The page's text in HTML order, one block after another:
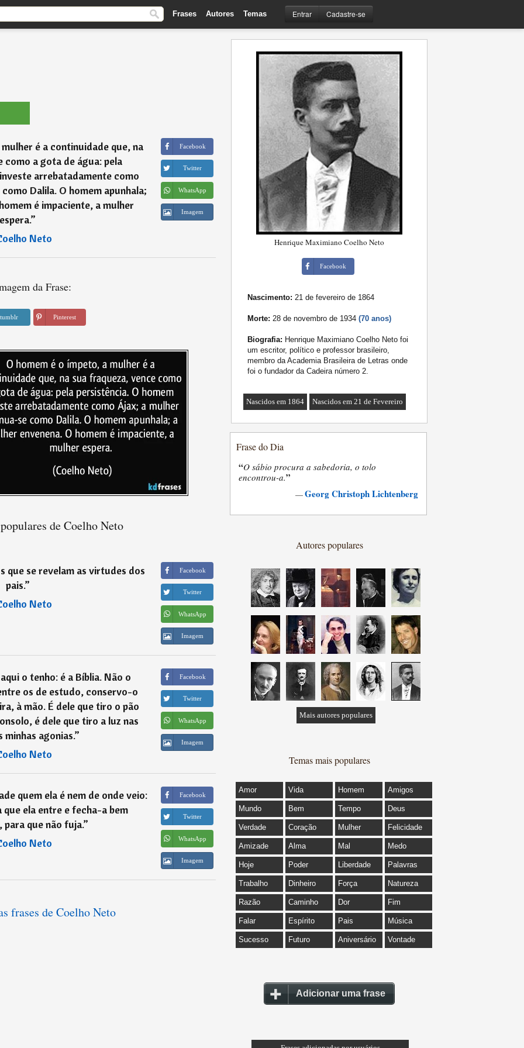
Frases Autores Temas Entrar Cadastre-se
é a continuidade que, na
como a gota de água: pela
arrebatadamente como
Dalila. O homem apunhala;
é impaciente, a mulher
espera.”
Neto
Facebook
Twitter
WhatsApp
Imagem
da Frase:
tumblr Pinterest
de Coelho Neto
que se revelam as virtudes dos
pais.”
Neto
Facebook
Twitter
WhatsApp
Imagem
o tenho: é a Bíblia. Não o
os de estudo, conservo-o
à mão. É dele que tiro o pão
é dele que tiro a luz nas
minhas agonias.”
Neto
Facebook
Twitter
WhatsApp
Imagem
quem ela é nem de onde veio:
ela entre e fecha-a bem
que não fuja.”
Neto
Facebook
Twitter
WhatsApp
Imagem
frases de Coelho Neto
Henrique Maximiano Coelho Neto
Facebook
Nascimento: 21 de fevereiro de 1864
Morte: 28 de novembro de 1934 (70 anos)
Biografia: Henrique Maximiano Coelho Neto foi
um escritor, político e professor brasileiro,
membro da Academia Brasileira de Letras onde
foi o fundador da Cadeira número 2.
Nascidos em 1864 Nascidos em 21 de Fevereiro
Frase do Dia
“O sábio procura a sabedoria, o tolo
encontrou-a.”
—Georg Christoph Lichtenberg
Autores populares
Mais autores populares
Temas mais populares
Amor Vida Homem Amigos
Mundo Bem Tempo Deus
Verdade Coração Mulher Felicidade
Amizade Alma Mal Medo
Hoje Poder Liberdade Palavras
Trabalho Dinheiro Força Natureza
Razão Caminho Dor Fim
Falar Espírito Pais Música
Sucesso Futuro Aniversário Vontade
Adicionar uma frase